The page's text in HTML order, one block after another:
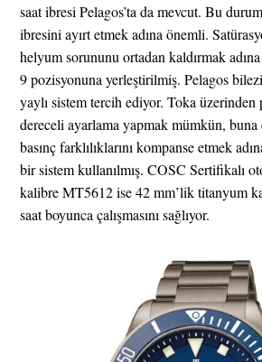
saat ibresi Pelagos’ta da mevcut. Bu
ibresini ayırt etmek adına önemli.
helyum sorununu ortadan kaldırmak
9 pozisyonuna yerleştirilmiş. Pelagos
yaylı sistem tercih ediyor. Toka
dereceli ayarlama yapmak mümkün, buna
basınç farklılıklarını kompanse etmek
bir sistem kullanılmış. COSC Sertifikalı
kalibre MT5612 ise 42 mm’lik titanyum
saat boyunca çalışmasını sağlıyor.